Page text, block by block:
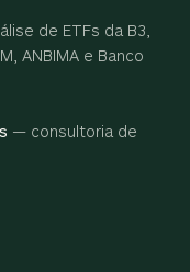
de ETFs da B3,
ANBIMA e Banco
— consultoria de